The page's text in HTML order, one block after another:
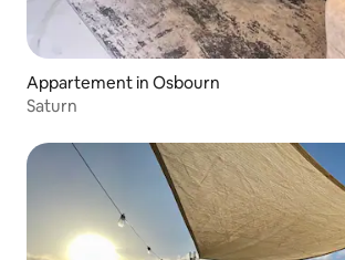
Appartement in Osbourn
Saturn